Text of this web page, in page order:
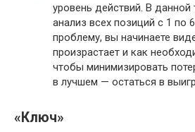
уровень действий. В данной
анализ всех позиций с 1 по
проблему, вы начинаете
произрастает и как
чтобы минимизировать
в лучшем — остаться в
«Ключ»